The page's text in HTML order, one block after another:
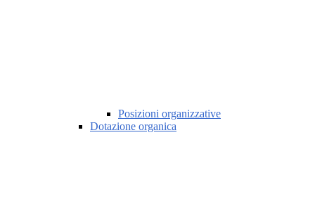
Posizioni organizzative
Dotazione organica